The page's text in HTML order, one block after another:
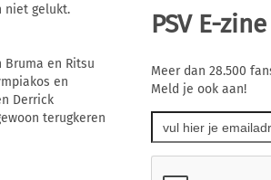
niet gelukt.
en Ritsu
en
Derrick
terugkeren
PSV E-zine
Meer dan 28.500
Meld je ook aan!